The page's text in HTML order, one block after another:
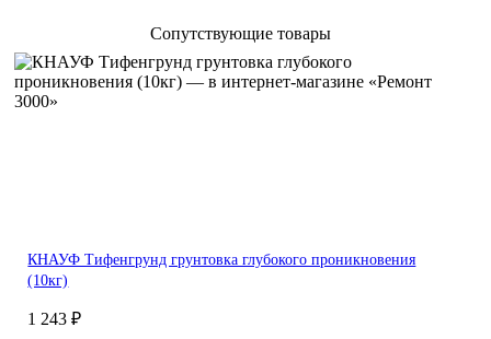
Сопутствующие товары
КНАУФ Тифенгрунд грунтовка глубокого проникновения
(10кг)
1 243 ₽